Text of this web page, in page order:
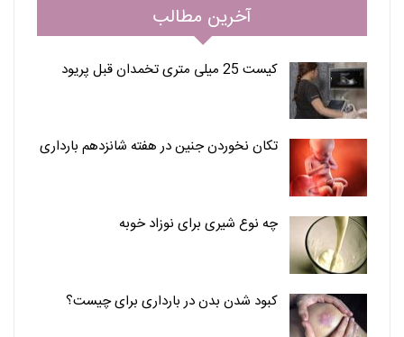
آخرین مطالب
کیست 25 میلی متری تخمدان قبل پریود
تکان نخوردن جنین در هفته شانزدهم بارداری
چه نوع شیری برای نوزاد خوبه
کبود شدن بدن در بارداری برای چیست؟